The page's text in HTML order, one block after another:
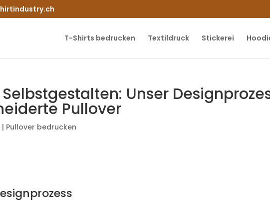
T-Shirts bedrucken Textildruck Stickerei
Unser
Pullover
| Pullover bedrucken